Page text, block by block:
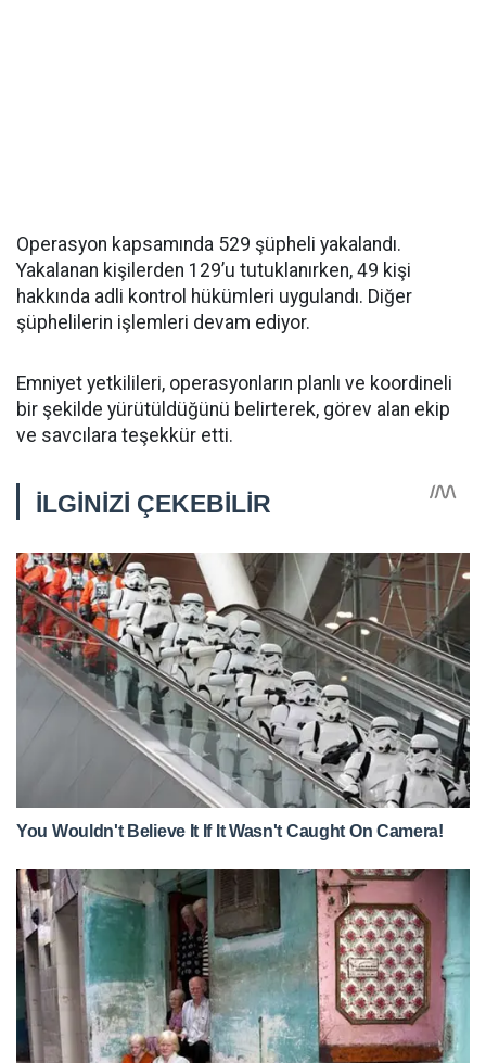
Operasyon kapsamında 529 şüpheli yakalandı.
Yakalanan kişilerden 129’u tutuklanırken, 49 kişi
hakkında adli kontrol hükümleri uygulandı. Diğer
şüphelilerin işlemleri devam ediyor.
Emniyet yetkilileri, operasyonların planlı ve koordineli
bir şekilde yürütüldüğünü belirterek, görev alan ekip
ve savcılara teşekkür etti.